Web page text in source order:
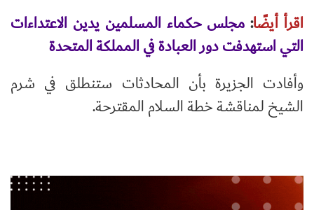
اقرأ أيضًا: مجلس حكماء المسلمين يدين الاعتداءات
التي استهدفت دور العبادة في المملكة المتحدة
وأفادت الجزيرة بأن المحادثات ستنطلق في شرم
الشيخ لمناقشة خطة السلام المقترحة.